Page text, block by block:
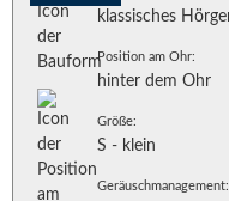
klassisches
Position am Ohr:
hinter dem Ohr
Größe:
S - klein
Geräuschmanagement: